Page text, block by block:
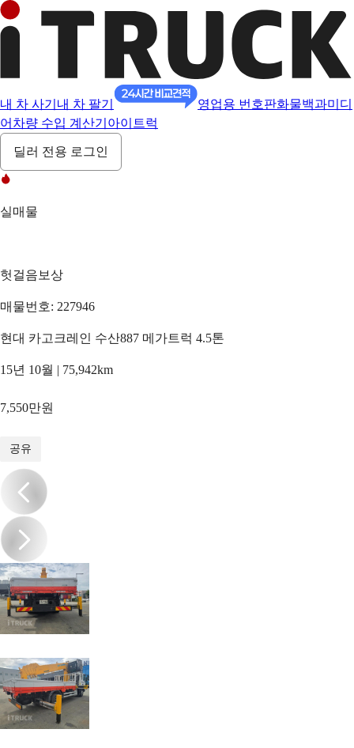
내 차 사기 내 차 팔기 영업용 번호판화물백과미디
어 차량 수입 계산기 아이트럭
딜러 전용 로그인
실매물
헛걸음보상
매물번호: 227946
현대 카고크레인 수산887 메가트럭 4.5톤
15년 10월 | 75,942km
7,550만원
공유
/11